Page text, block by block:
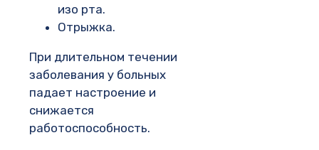
изо рта.
Отрыжка.
При длительном течении
заболевания у больных
падает настроение и
снижается
работоспособность.